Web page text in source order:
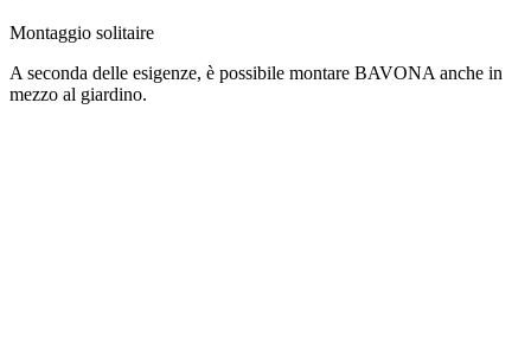
Montaggio solitaire
A seconda delle esigenze, è possibile montare BAVONA anche in
mezzo al giardino.